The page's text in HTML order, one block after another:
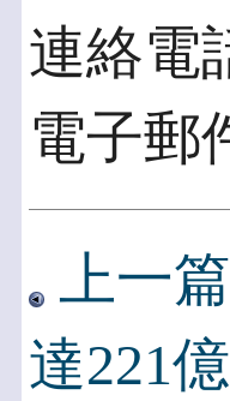
連絡電
電子郵
上一
達221